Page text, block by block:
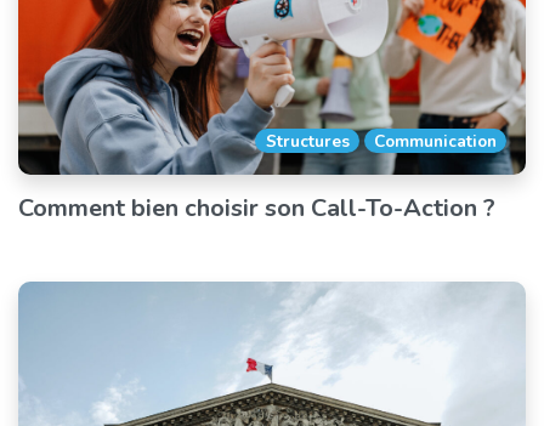
Structures Communication
Comment bien choisir son Call-To-Action ?